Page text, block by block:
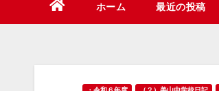
ホーム 最近の投稿